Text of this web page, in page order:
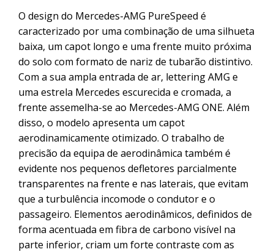
O design do Mercedes-AMG PureSpeed é
caracterizado por uma combinação de uma silhueta
baixa, um capot longo e uma frente muito próxima
do solo com formato de nariz de tubarão distintivo.
Com a sua ampla entrada de ar, lettering AMG e
uma estrela Mercedes escurecida e cromada, a
frente assemelha-se ao Mercedes-AMG ONE. Além
disso, o modelo apresenta um capot
aerodinamicamente otimizado. O trabalho de
precisão da equipa de aerodinâmica também é
evidente nos pequenos defletores parcialmente
transparentes na frente e nas laterais, que evitam
que a turbulência incomode o condutor e o
passageiro. Elementos aerodinâmicos, definidos de
forma acentuada em fibra de carbono visível na
parte inferior, criam um forte contraste com as